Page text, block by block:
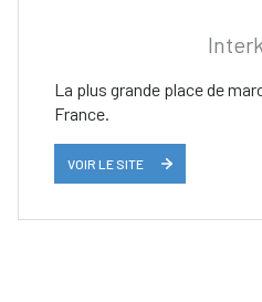
La plus grande place de
France.
VOIR LE SITE